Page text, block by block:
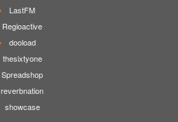
LastFM
Regioactive
dooload
thesixtyone
Spreadshop
reverbnation
showcase